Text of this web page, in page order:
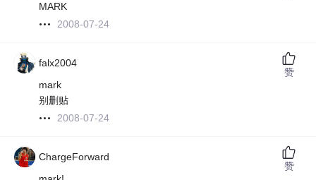
MARK
2008-07-24
falx2004
mark
别删贴
2008-07-24
赞
ChargeForward
赞